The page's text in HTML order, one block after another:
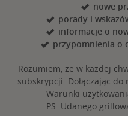
nowe
porady i
informacje o
przypomnienia o
Rozumiem, że w każdej
subskrypcji. Dołączając
Warunki
PS. Udanego